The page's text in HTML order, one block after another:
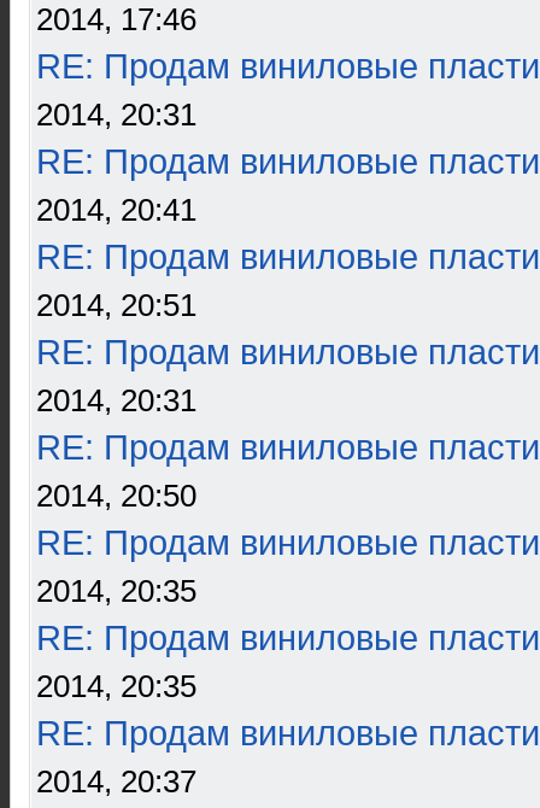
2014, 17:46
RE: Продам виниловые
2014, 20:31
RE: Продам виниловые
2014, 20:41
RE: Продам виниловые
2014, 20:51
RE: Продам виниловые
2014, 20:31
RE: Продам виниловые
2014, 20:50
RE: Продам виниловые
2014, 20:35
RE: Продам виниловые
2014, 20:35
RE: Продам виниловые
2014, 20:37